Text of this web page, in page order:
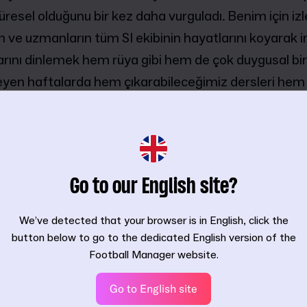
olduğunu bir kez daha vurguladı. Benim için
ve uzmanların tüm SI ekibinin hayatlarını koyarak
dinlemek hem rüya gibi hem de çok duygusal
haftalarda hem çıkarabileceğimiz dersleri
neler getirebileceğini görmek için turnuvayı
Güncellemesi, haziran ayında size net bir
önce bahsettiğimiz bazı şeyleri gözden
verdiğimiz geliştirme kararları hakkında
aylarla ilgili takvimimizdeki bazı
Go to our English site?
We’ve detected that your browser is in English, click the
button below to go to the dedicated English version of the
Football Manager website.
Go to English site